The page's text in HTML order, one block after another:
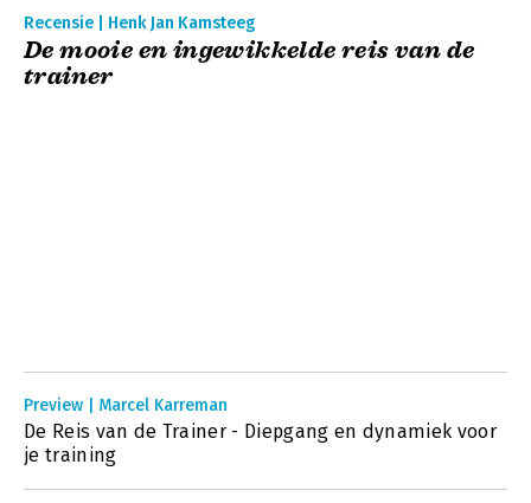
Recensie | Henk Jan Kamsteeg
De mooie en ingewikkelde reis van de
trainer
Preview | Marcel Karreman
De Reis van de Trainer - Diepgang en dynamiek voor
je training